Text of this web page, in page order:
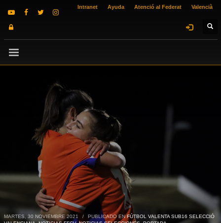
Intranet Ayuda Atenció al Federat Valencià
MARTES, 30 NOVIEMBRE 2021 / PUBLICADO EN FÚTBOL VALENTA SUB16 SELECCIÓ